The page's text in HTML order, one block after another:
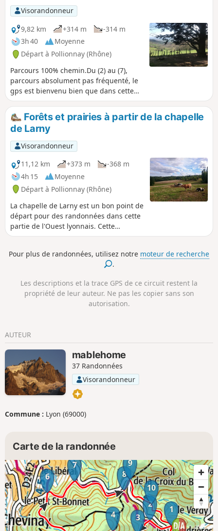
Visorandonneur
9,82 km
+314 m
-314 m
3h 40
Moyenne
Départ à Pollionnay (Rhône)
Parcours 100% chemin.Du (2) au (7),
parcours absolument pas fréquenté, le
gps est bienvenu bien que dans cette
vallée encaissée il y a un léger décalage
avec le vrai tracé.Suite à des chutes
d'arbres le secteur du parc est
compliqué et c'est avec le GPS et logique
que vous pourrez progresser.Bien que
ce ne soit pas une randonnée de
montagne, ne pas faire cette sortie si
vous ne randonnez que sur des grands
chemins balisés, car c’est un secteurs
sans trace. J'ai supprimé une petite
partie sauvage de la rando mais qui
était devenue presque impraticable.
Forêts et prairies à partir de la chapelle
de Larny
Visorandonneur
11,12 km
+373 m
-368 m
4h 15
Moyenne
Départ à Pollionnay (Rhône)
La chapelle de Larny est un bon point de
départ pour des randonnées dans cette
partie de l'Ouest lyonnais. Cette
randonnée permet de parcourir des
des Monts du Lyonnais puis de
parcourir les forêts qui recouvrent ces
partie ombragé et le plus souvent sur
des sentiers et chemins non
Pour plus de randonnées, utilisez notre moteur de recherche
.
Les descriptions et la trace GPS de ce circuit restent la
propriété de leur auteur. Ne pas les copier sans son
autorisation.
AUTEUR
mablehome
37 Randonnées
Visorandonneur
Commune : Lyon (69000)
Carte de la randonnée
1
2
3
4
6
7
8
9
10